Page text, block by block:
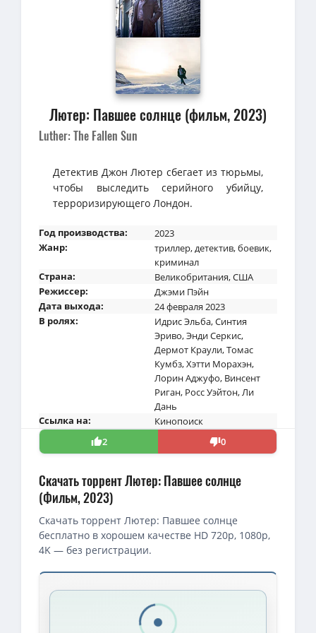
Лютер: Павшее солнце (фильм, 2023)
Luther: The Fallen Sun
Детектив Джон Лютер сбегает из тюрьмы,
чтобы выследить серийного убийцу,
терроризирующего Лондон.
Год производства:
2023
Жанр:
триллер,детектив,боевик,
криминал
Страна:
Великобритания,США
Режиссер:
Джэми Пэйн
Дата выхода:
24 февраля 2023
В ролях:
Идрис Эльба,Синтия
Эриво,Энди Серкис,
Дермот Краули,Томас
Кумбз,Хэтти Морахэн,
Лорин Аджуфо, Винсент
Риган, Росс Уэйтон,Ли
Дань
Ссылка на:
Кинопоиск
2
0
Скачать торрент Лютер: Павшее солнце
(Фильм, 2023)
Скачать торрент Лютер: Павшее солнце
бесплатно в хорошем качестве HD 720p, 1080p,
4K — без регистрации.
Скачать торрент — Лютер: Павшее солнце / Luther: The
Лютер: Павшее солнце / Luther: The Fallen Sun (Джэми Пэйн /
1080p — Лютер: Павшее солнце / Luther: The Fallen Sun (Джэми